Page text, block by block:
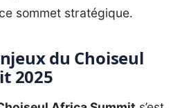
sommet stratégique.
du Choiseul
2025